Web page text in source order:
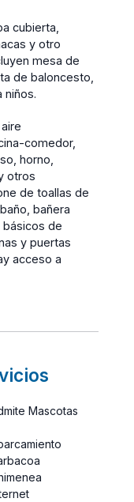
cubierta,
y otro
mesa de
de baloncesto,
niños.
comedor,
horno,
otros
de toallas de
bañera
de
y puertas
acceso a
Mascotas